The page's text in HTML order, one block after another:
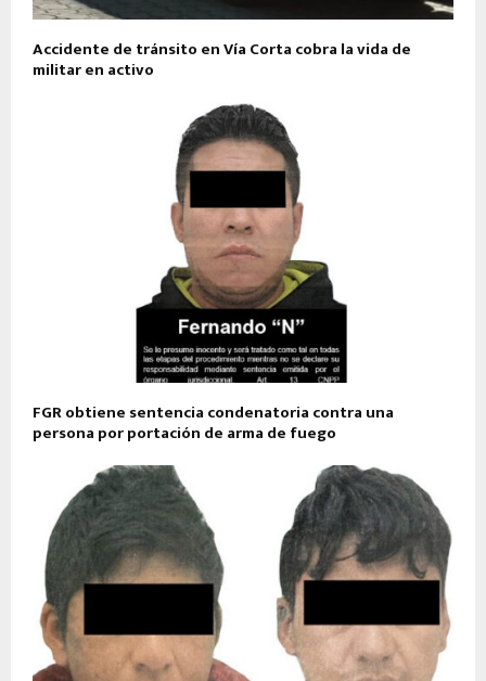
Accidente de tránsito en Vía Corta cobra la vida de
militar en activo
FGR obtiene sentencia condenatoria contra una
persona por portación de arma de fuego